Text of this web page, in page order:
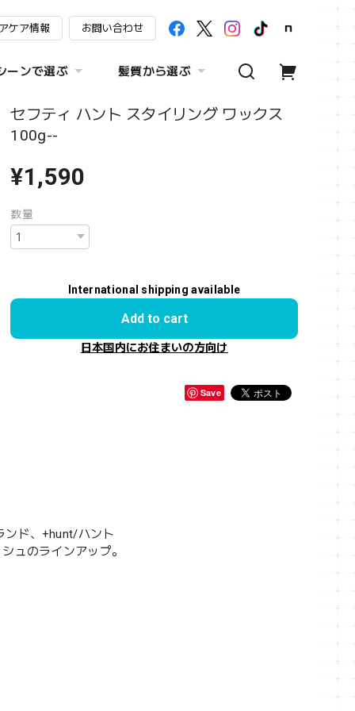
ケア情報 お問い合わせ
ーンで選ぶ 髪質から選ぶ
セフティ ハント スタイリング ワックス
100g--
¥1,590
数量
International shipping available
Add to cart
日本国内にお住まいの方向け
Save
ンド、+hunt/ハント
ュのラインアップ。